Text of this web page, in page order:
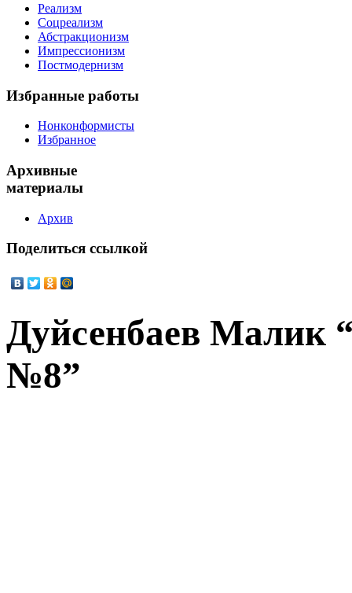
Реализм
Соцреализм
Абстракционизм
Импрессионизм
Постмодернизм
Избранные работы
Нонконформисты
Избранное
Архивные
материалы
Архив
Поделиться ссылкой
Дуйсенбаев Малик
№8”